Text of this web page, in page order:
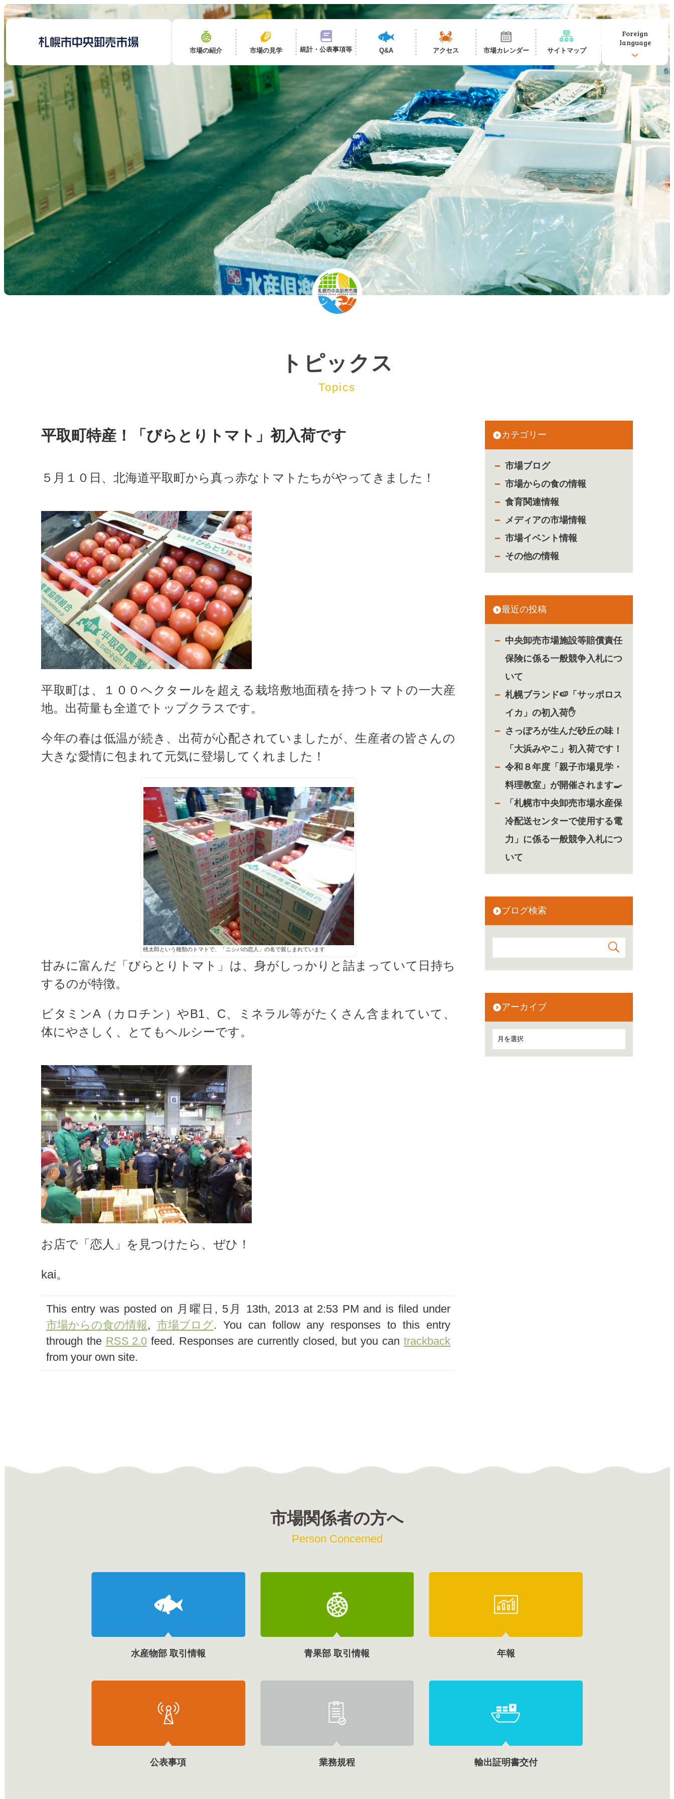
市場の紹介 市場の見学 統計・公表事項等 Q&A アクセス 市場カレンダー サイトマップ
Foreign
language
トピックス
Topics
カテゴリー
市場ブログ
市場からの食の情報
食育関連情報
メディアの市場情報
市場イベント情報
その他の情報
最近の投稿
中央卸売市場施設等賠償責任
保険に係る一般競争入札につ
いて
札幌ブランド🍉「サッポロス
イカ」の初入荷✋
さっぽろが生んだ砂丘の味！
「大浜みやこ」初入荷です！
令和８年度「親子市場見学・
料理教室」が開催されます🍳
「札幌市中央卸売市場水産保
冷配送センターで使用する電
力」に係る一般競争入札につ
いて
ブログ検索
アーカイブ
平取町特産！「びらとりトマト」初入荷です
５月１０日、北海道平取町から真っ赤なトマトたちがやってきました！
平取町は、１００ヘクタールを超える栽培敷地面積を持つトマトの一大産
地。出荷量も全道でトップクラスです。
今年の春は低温が続き、出荷が心配されていましたが、生産者の皆さんの
大きな愛情に包まれて元気に登場してくれました！
桃太郎という種類のトマトで、「ニシパの恋人」の名で親しまれています
甘みに富んだ「びらとりトマト」は、身がしっかりと詰まっていて日持ち
するのが特徴。
ビタミンA（カロチン）やB1、C、ミネラル等がたくさん含まれていて、
体にやさしく、とてもヘルシーです。
お店で「恋人」を見つけたら、ぜひ！
kai。
This entry was posted on 月曜日, 5月 13th, 2013 at 2:53 PM and is filed under
市場からの食の情報, 市場ブログ. You can follow any responses to this entry
through the RSS 2.0 feed. Responses are currently closed, but you can trackback
from your own site.
市場関係者の方へ
Person Concerned
水産物部 取引情報 青果部 取引情報 年報
公表事項 業務規程 輸出証明書交付